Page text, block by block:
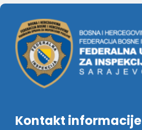
Kontakt informacije